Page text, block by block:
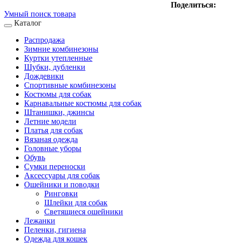
Поделиться:
Умный поиск товара
Каталог
Распродажа
Зимние комбинезоны
Куртки утепленные
Шубки, дубленки
Дождевики
Спортивные комбинезоны
Костюмы для собак
Карнавальные костюмы для собак
Штанишки, джинсы
Летние модели
Платья для собак
Вязаная одежда
Головные уборы
Обувь
Сумки переноски
Аксессуары для собак
Ошейники и поводки
Ринговки
Шлейки для собак
Светящиеся ошейники
Лежанки
Пеленки, гигиена
Одежда для кошек